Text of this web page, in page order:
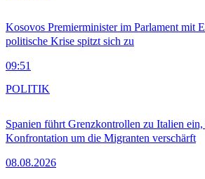
Kosovos Premierminister im Parlament mit
politische Krise spitzt sich zu
09:51
Spanien führt Grenzkontrollen zu Italien
Konfrontation um die Migranten verschärft
08.08.2026
POLITIK